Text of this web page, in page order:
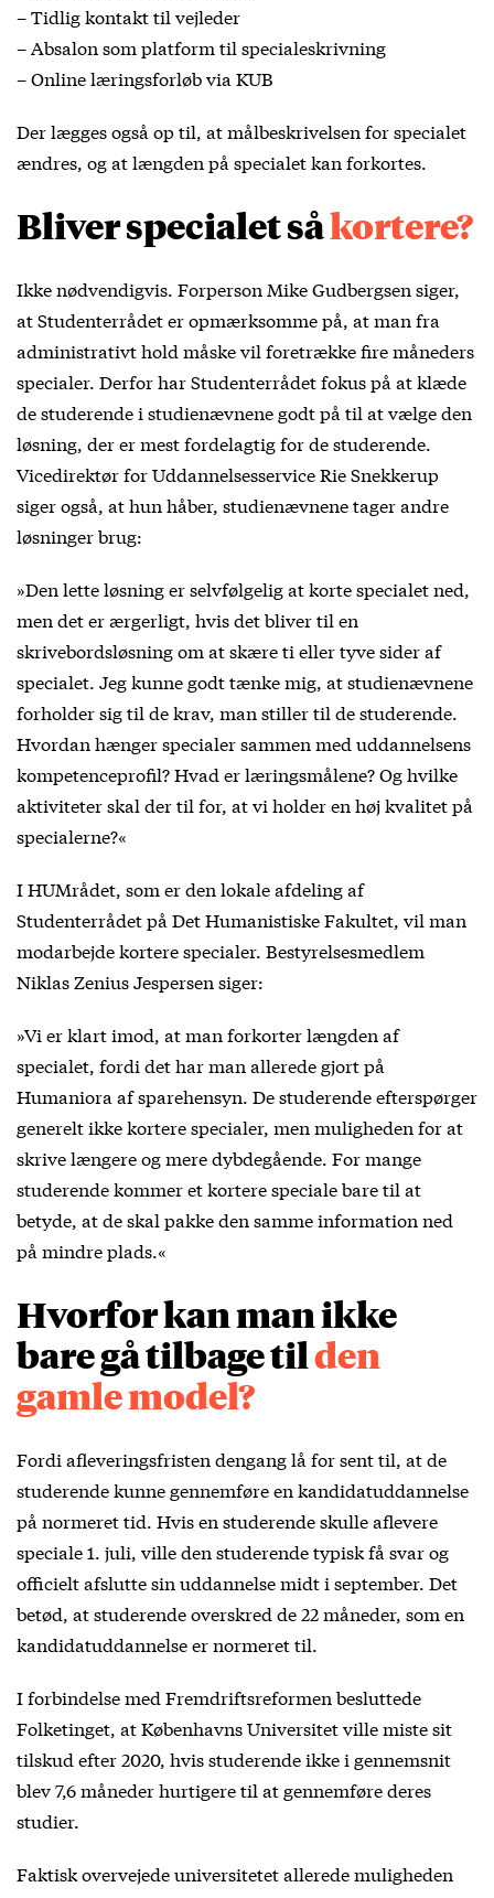
– Tidlig kontakt til vejleder
– Absalon som platform til specialeskrivning
– Online læringsforløb via KUB
Der lægges også op til, at målbeskrivelsen for specialet
ændres, og at længden på specialet kan forkortes.
Bliver specialet såkortere?
Ikke nødvendigvis. Forperson Mike Gudbergsen siger,
at Studenterrådet er opmærksomme på, at man fra
administrativt hold måske vil foretrække fire måneders
specialer. Derfor har Studenterrådet fokus på at klæde
de studerende i studienævnene godt på til at vælge den
løsning, der er mest fordelagtig for de studerende.
Vicedirektør for Uddannelsesservice Rie Snekkerup
siger også, at hun håber, studienævnene tager andre
løsninger brug:
»Den lette løsning er selvfølgelig at korte specialet ned,
men det er ærgerligt, hvis det bliver til en
skrivebordsløsning om at skære ti eller tyve sider af
specialet. Jeg kunne godt tænke mig, at studienævnene
forholder sig til de krav, man stiller til de studerende.
Hvordan hænger specialer sammen med uddannelsens
kompetenceprofil? Hvad er læringsmålene? Og hvilke
aktiviteter skal der til for, at vi holder en høj kvalitet på
specialerne?«
I HUMrådet, som er den lokale afdeling af
Studenterrådet på Det Humanistiske Fakultet, vil man
modarbejde kortere specialer. Bestyrelsesmedlem
Niklas Zenius Jespersen siger:
»Vi er klart imod, at man forkorter længden af
specialet, fordi det har man allerede gjort på
Humaniora af sparehensyn. De studerende efterspørger
generelt ikke kortere specialer, men muligheden for at
skrive længere og mere dybdegående. For mange
studerende kommer et kortere speciale bare til at
betyde, at de skal pakke den samme information ned
på mindre plads.«
Hvorfor kan man ikke
bare gå tilbage tilden
gamlemodel?
Fordi afleveringsfristen dengang lå for sent til, at de
studerende kunne gennemføre en kandidatuddannelse
på normeret tid. Hvis en studerende skulle aflevere
speciale 1. juli, ville den studerende typisk få svar og
officielt afslutte sin uddannelse midt i september. Det
betød, at studerende overskred de 22 måneder, som en
kandidatuddannelse er normeret til.
I forbindelse med Fremdriftsreformen besluttede
Folketinget, at Københavns Universitet ville miste sit
tilskud efter 2020, hvis studerende ikke i gennemsnit
blev 7,6 måneder hurtigere til at gennemføre deres
studier.
Faktisk overvejede universitetet allerede muligheden